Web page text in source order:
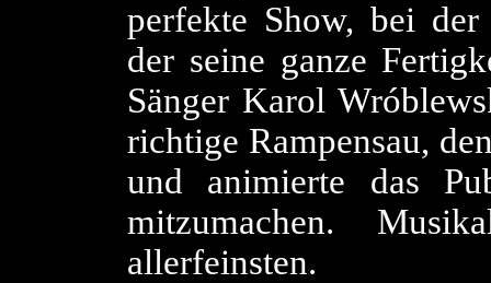
perfekte Show, bei
der seine ganze
Sänger Karol
richtige Rampensau,
und animierte das
mitzumachen.
allerfeinsten.